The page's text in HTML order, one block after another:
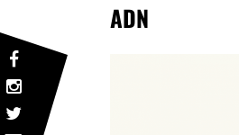
ADN